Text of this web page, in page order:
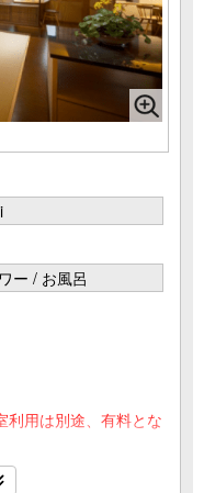
ー / お風呂
利用は別途、有料とな
食事処となります】